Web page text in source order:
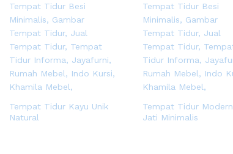
Tempat Tidur Kayu Unik
Natural
Tempat Tidur Modern
Jati Minimalis